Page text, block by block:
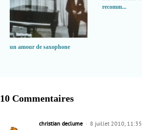
un amour de saxophone
recomm...
10 Commentaires
christian declume 8 juillet 2010, 11:35